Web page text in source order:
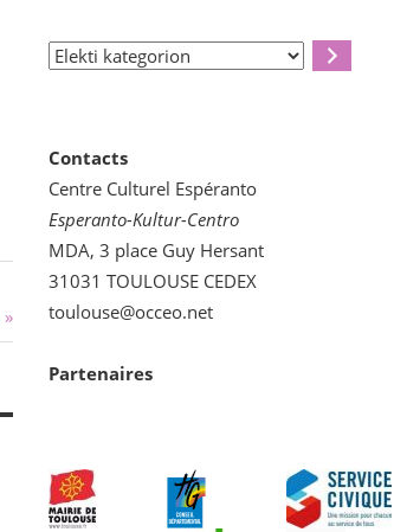
Elekti
Contacts
Centre Culturel Espéranto
Esperanto-Kultur-Centro
MDA, 3 place Guy Hersant
31031 TOULOUSE CEDEX
toulouse@occeo.net
Partenaires